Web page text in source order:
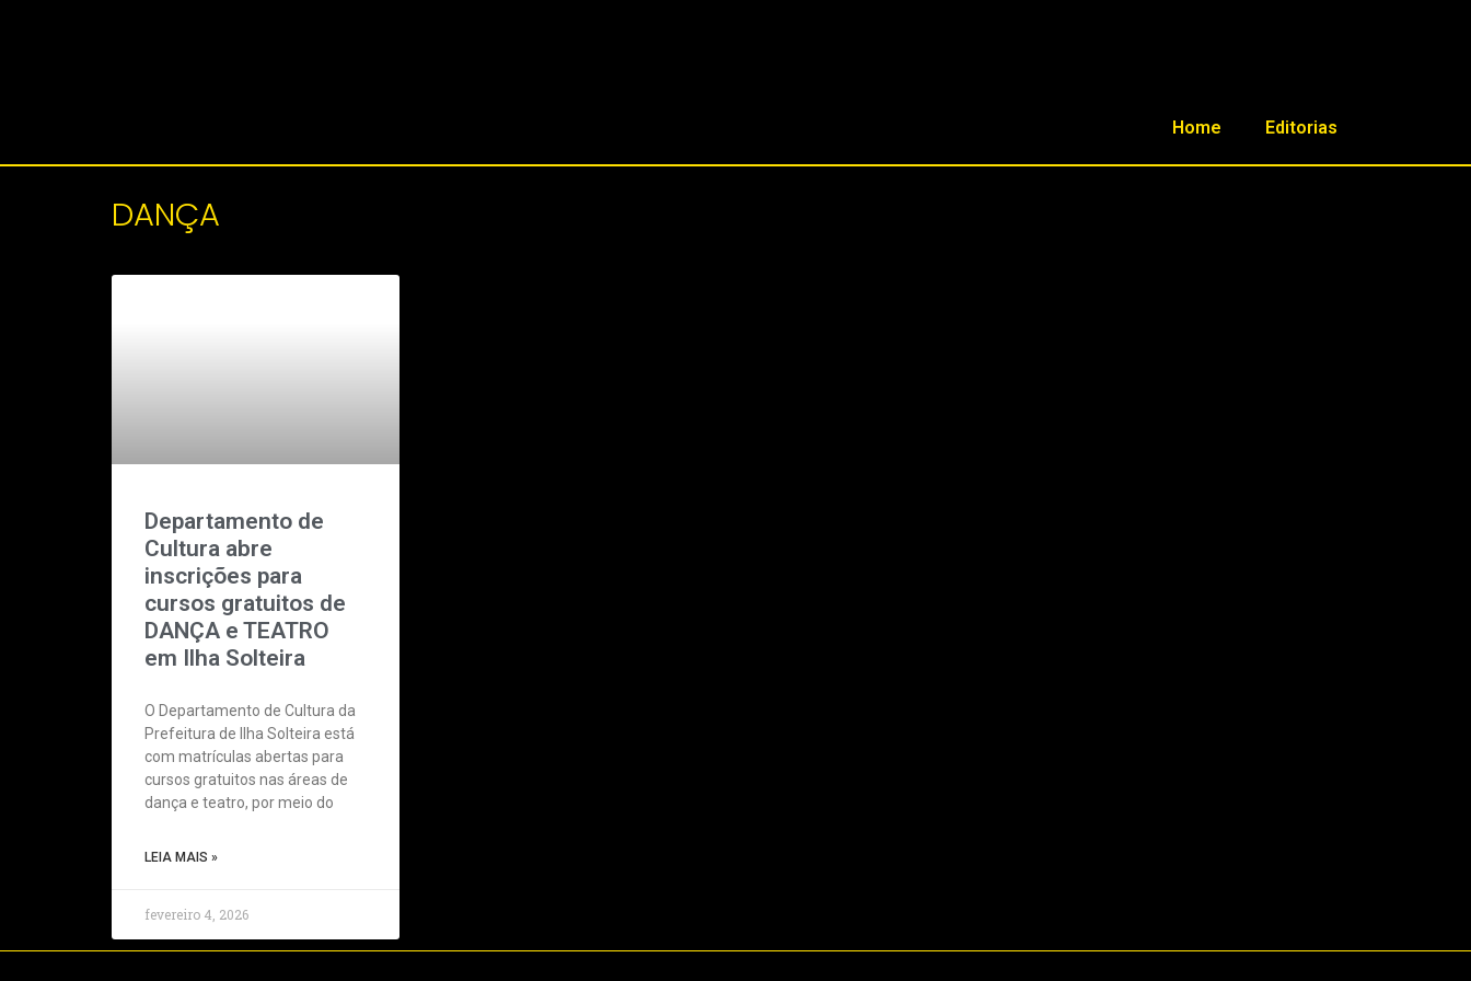
Home Editorias
DANÇA
Departamento de
Cultura abre
inscrições para
cursos gratuitos de
DANÇA e TEATRO
em Ilha Solteira
O Departamento de Cultura da
Prefeitura de Ilha Solteira está
com matrículas abertas para
cursos gratuitos nas áreas de
dança e teatro, por meio do
LEIA MAIS »
fevereiro 4, 2026